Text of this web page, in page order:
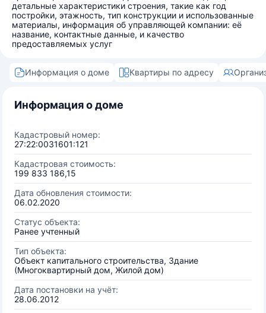
детальные характеристики строения, такие как год
постройки, этажность, тип конструкции и использованные
материалы, информация об управляющей компании: её
название, контактные данные, и качество
предоставляемых услуг
Информация о доме Квартиры по адресу
Информация о доме
Кадастровый номер:
27:22:0031601:121
Кадастровая стоимость:
199 833 186,15
Дата обновления стоимости:
06.02.2020
Статус объекта:
Ранее учтенный
Тип объекта:
Объект капитального строительства, Здание
(Многоквартирный дом, Жилой дом)
Дата постановки на учёт:
28.06.2012